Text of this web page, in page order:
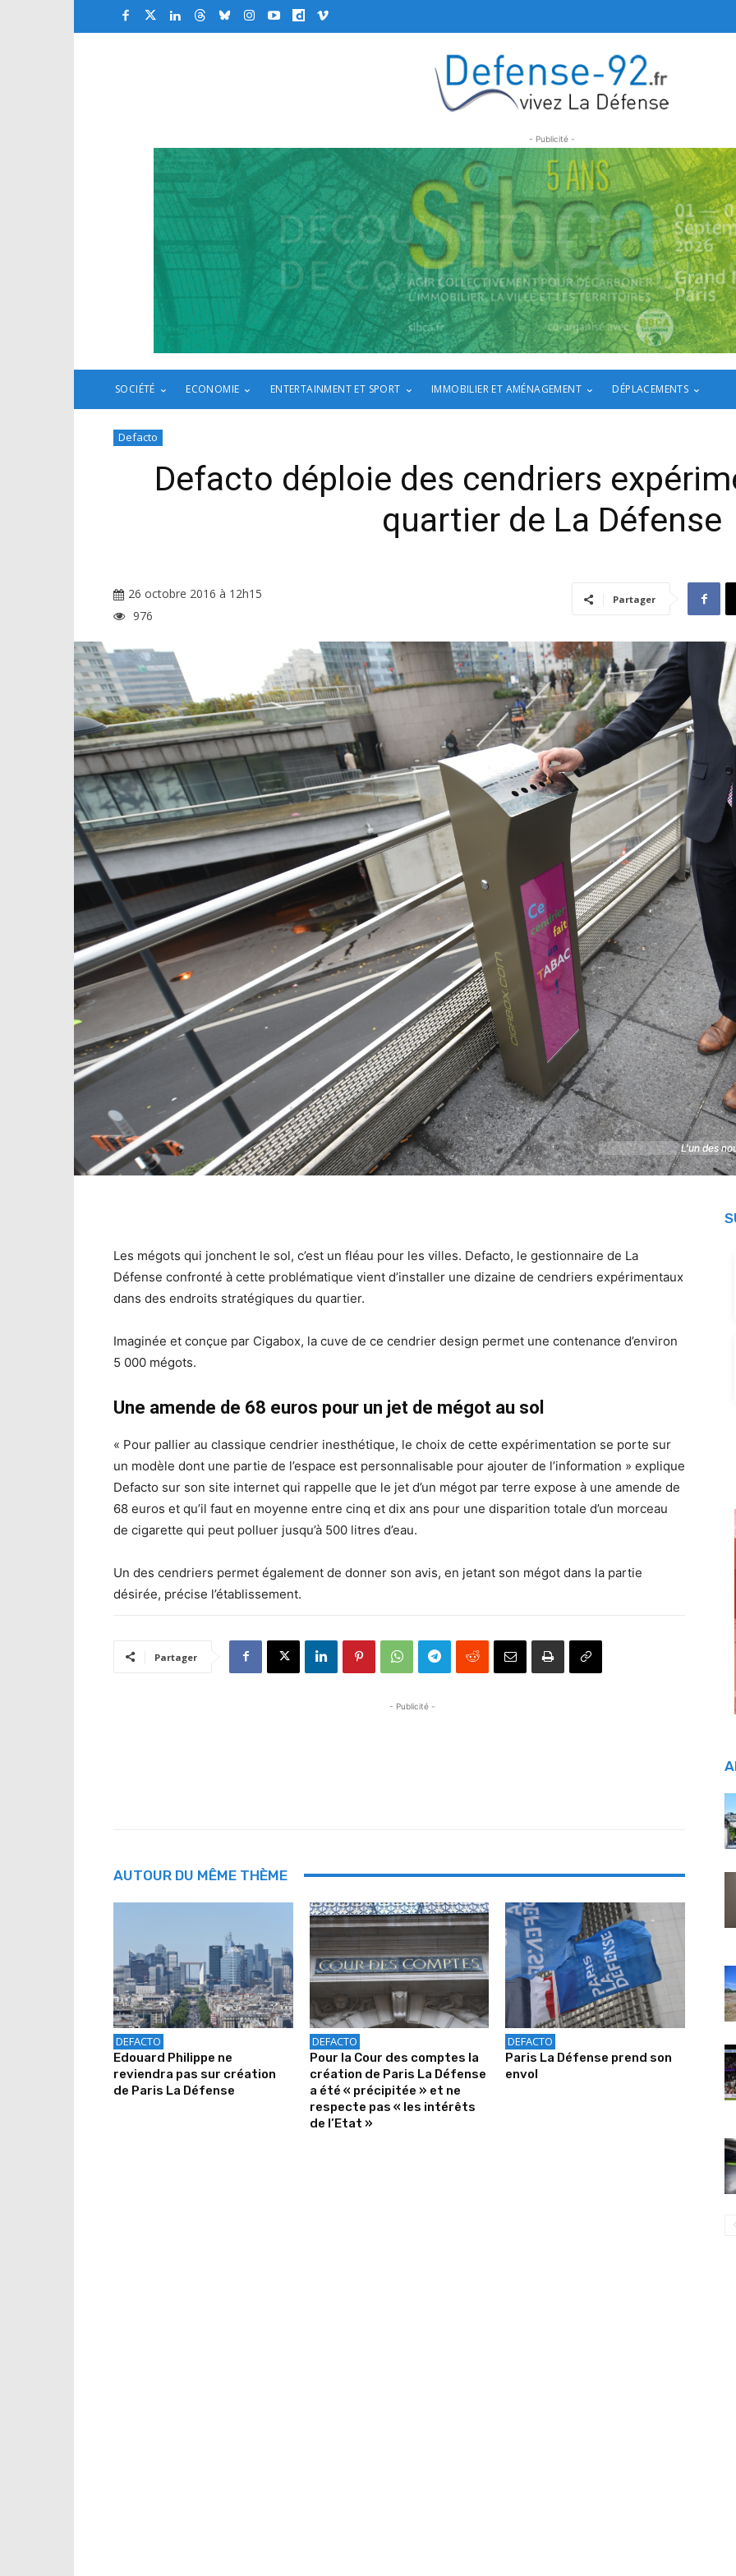
- Publicité -
SOCIÉTÉ ECONOMIE ENTERTAINMENT ET SPORT IMMOBILIER ET AMÉNAGEMENT DÉPLACEMENTS
Defacto
Defacto déploie des cendriers
quartier de La Défense
26 octobre 2016 à 12h15
976
Partager
L'un des
L'un des
Les mégots qui jonchent le sol, c’est un fléau pour les villes. Defacto, le gestionnaire de La
Défense confronté à cette problématique vient d’installer une dizaine de cendriers expérimentaux
dans des endroits stratégiques du quartier.
Imaginée et conçue par Cigabox, la cuve de ce cendrier design permet une contenance d’environ
5 000 mégots.
Une amende de 68 euros pour un jet de mégot au sol
« Pour pallier au classique cendrier inesthétique, le choix de cette expérimentation se porte sur
un modèle dont une partie de l’espace est personnalisable pour ajouter de l’information » explique
Defacto sur son site internet qui rappelle que le jet d’un mégot par terre expose à une amende de
68 euros et qu’il faut en moyenne entre cinq et dix ans pour une disparition totale d’un morceau
de cigarette qui peut polluer jusqu’à 500 litres d’eau.
Un des cendriers permet également de donner son avis, en jetant son mégot dans la partie
désirée, précise l’établissement.
Partager
- Publicité -
AUTOUR DU MÊME THÈME
DEFACTO
Edouard Philippe ne
reviendra pas sur création
de Paris La Défense
DEFACTO
Pour la Cour des comptes la
création de Paris La Défense
a été « précipitée » et ne
respecte pas « les intérêts
de l’Etat »
DEFACTO
Paris La Défense prend son
envol